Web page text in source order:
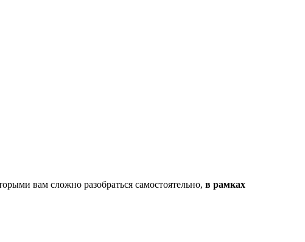
вам сложно разобраться самостоятельно, в рамках